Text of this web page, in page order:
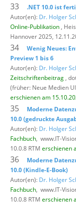
33
.NET 10.0 ist
Autor(en): Dr. Holger
Online-Publikation ,
Hannover 2025,
34
Wenig Neues:
Preview 1 bis 6
Autor(en): Dr. Holger
Zeitschriftenbeitrag ,
(früher: Neue Medien
erschienen am
35
Moderne
10.0 (gedruckte
Autor(en): Dr. Holger
Fachbuch, www.IT-
10.0.8 RTM erschienen
36
Moderne
10.0 (Kindle-E-Book)
Autor(en): Dr. Holger
Fachbuch, www.IT-
10.0.8 RTM erschienen